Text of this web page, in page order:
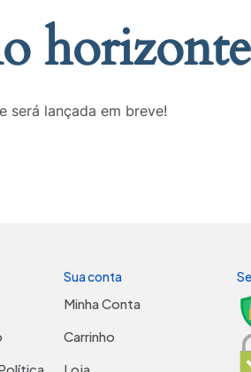
horizonte
será lançada em breve!
Sua conta
Minha Conta
Carrinho
Loja